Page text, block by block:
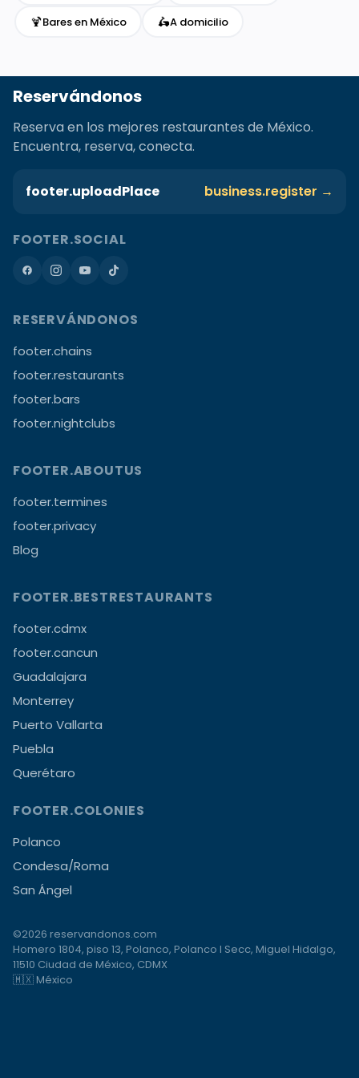
🍹Bares en México 🛵A domicilio
Reservándonos
Reserva en los mejores restaurantes de México.
Encuentra, reserva, conecta.
footer.uploadPlace business.register →
FOOTER.SOCIAL
RESERVÁNDONOS
footer.chains
footer.restaurants
footer.bars
footer.nightclubs
FOOTER.ABOUTUS
footer.termines
footer.privacy
Blog
FOOTER.BESTRESTAURANTS
footer.cdmx
footer.cancun
Guadalajara
Monterrey
Puerto Vallarta
Puebla
Querétaro
FOOTER.COLONIES
Polanco
Condesa/Roma
San Ángel
©2026 reservandonos.com
Homero 1804, piso 13, Polanco, Polanco I Secc, Miguel Hidalgo,
11510 Ciudad de México, CDMX
🇲🇽 México